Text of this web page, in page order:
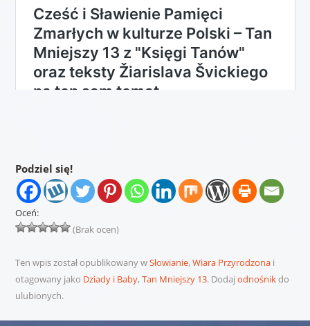
Podziel się!
Oceń:
(Brak ocen)
Ten wpis został opublikowany wSłowianie,Wiara Przyrodzonai
otagowany jako Dziady i Baby,Tan Mniejszy 13. Dodaj odnośnikdo
ulubionych.